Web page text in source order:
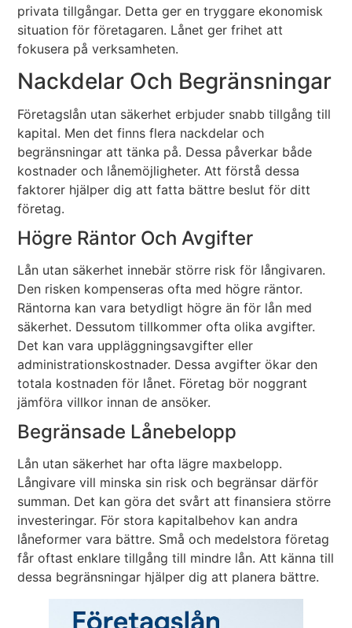
privata tillgångar. Detta ger en tryggare ekonomisk
situation för företagaren. Lånet ger frihet att
fokusera på verksamheten.
Nackdelar Och Begränsningar
Företagslån utan säkerhet erbjuder snabb tillgång till
kapital. Men det finns flera nackdelar och
begränsningar att tänka på. Dessa påverkar både
kostnader och lånemöjligheter. Att förstå dessa
faktorer hjälper dig att fatta bättre beslut för ditt
företag.
Högre Räntor Och Avgifter
Lån utan säkerhet innebär större risk för långivaren.
Den risken kompenseras ofta med högre räntor.
Räntorna kan vara betydligt högre än för lån med
säkerhet. Dessutom tillkommer ofta olika avgifter.
Det kan vara uppläggningsavgifter eller
administrationskostnader. Dessa avgifter ökar den
totala kostnaden för lånet. Företag bör noggrant
jämföra villkor innan de ansöker.
Begränsade Lånebelopp
Lån utan säkerhet har ofta lägre maxbelopp.
Långivare vill minska sin risk och begränsar därför
summan. Det kan göra det svårt att finansiera större
investeringar. För stora kapitalbehov kan andra
låneformer vara bättre. Små och medelstora företag
får oftast enklare tillgång till mindre lån. Att känna till
dessa begränsningar hjälper dig att planera bättre.